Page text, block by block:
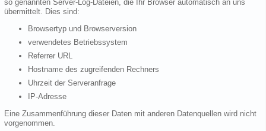
so genannten Server-Log-Dateien, die Ihr Browser automatisch an uns
übermittelt. Dies sind:
Browsertyp und Browserversion
verwendetes Betriebssystem
Referrer URL
Hostname des zugreifenden Rechners
Uhrzeit der Serveranfrage
IP-Adresse
Eine Zusammenführung dieser Daten mit anderen Datenquellen wird nicht
vorgenommen.